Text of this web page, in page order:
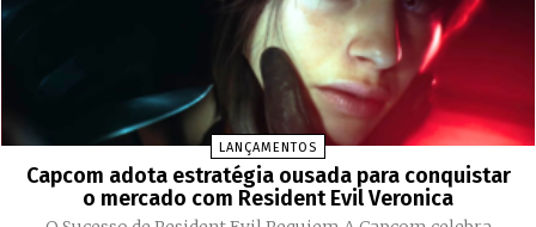
LANÇAMENTOS
Capcom adota estratégia ousada para conquistar
o mercado com Resident Evil Veronica